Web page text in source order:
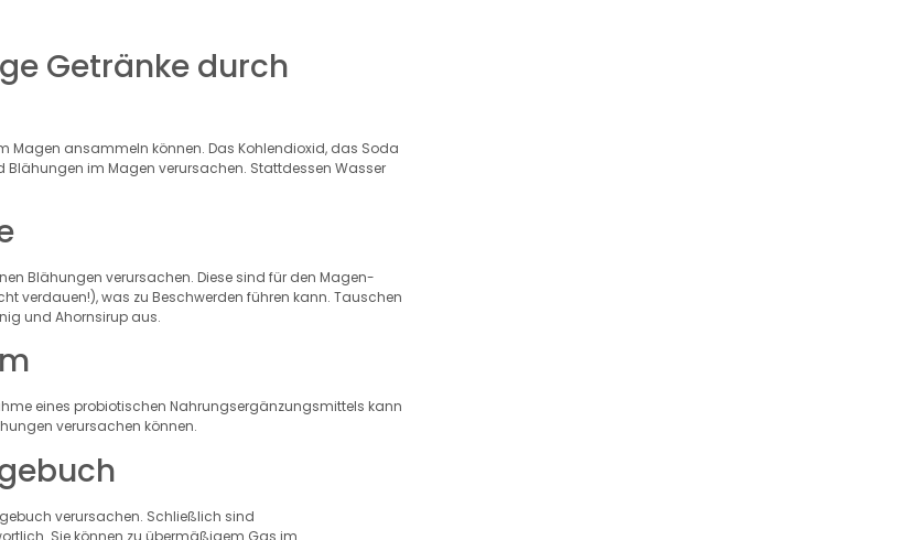
Getränke durch
Magen ansammeln können. Das Kohlendioxid, das Soda
im Magen verursachen. Stattdessen Wasser
Blähungen verursachen. Diese sind für den Magen-
verdauen!), was zu Beschwerden führen kann. Tauschen
und Ahornsirup aus.
eines probiotischen Nahrungsergänzungsmittels kann
verursachen können.
verursachen. Schließlich sind
Sie können zu übermäßigem Gas im